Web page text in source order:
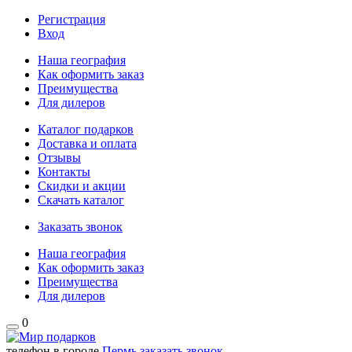
Регистрация
Вход
Наша география
Как оформить заказ
Преимущества
Для дилеров
Каталог подарков
Доставка и оплата
Отзывы
Контакты
Скидки и акции
Скачать каталог
Заказать звонок
Наша география
Как оформить заказ
Преимущества
Для дилеров
0